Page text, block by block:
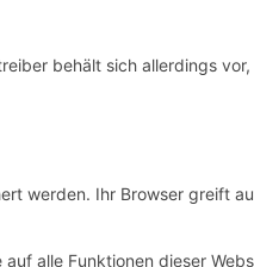
behält sich allerdings
werden. Ihr Browser greift
alle Funktionen dieser